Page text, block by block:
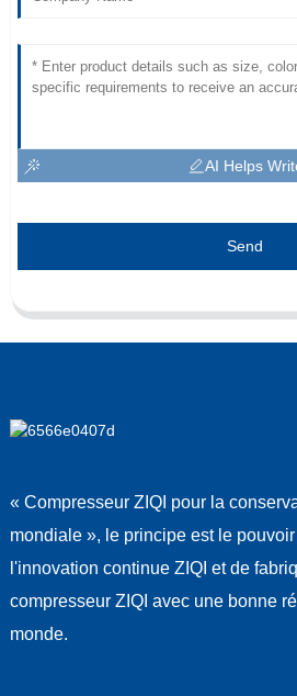
AI Helps
Send
« Compresseur ZIQI pour la
mondiale », le principe est le
l'innovation continue ZIQI et de
compresseur ZIQI avec une bonne
monde.